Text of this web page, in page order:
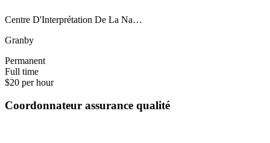
Centre D'Interprétation De La Na…
Granby
Permanent
Full time
$20 per hour
Coordonnateur assurance qualité